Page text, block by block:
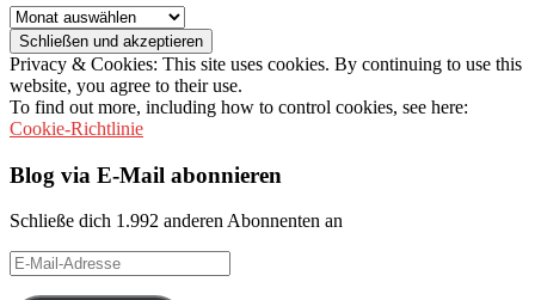
Archiv
Privacy & Cookies: This site uses cookies. By continuing to use this
website, you agree to their use.
To find out more, including how to control cookies, see here:
Cookie-Richtlinie
Blog via E-Mail abonnieren
Schließe dich 1.992 anderen Abonnenten an
E-
Mail-